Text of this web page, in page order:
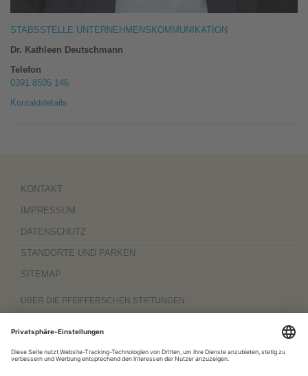
STABSSTELLE UNTERNEHMENSKOMMUNIKATION
Dr. Kathleen Deutschmann
Telefon
0391 8505 146
Kontaktdetails
KONTAKT
IMPRESSUM
DATENSCHUTZ
STANDORTE UND PARKEN
SITEMAP
ÜBER DIE PFEIFFERSCHEN STIFTUNGEN
Komplexträger und bieten
Menschen mit Behinderung, außerdemWerkstättenmit ca. 600 Beschäftigten